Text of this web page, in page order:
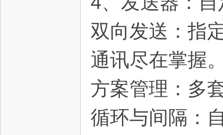
双向发送：指
通讯尽在掌握
方案管理：多
循环与间隔：